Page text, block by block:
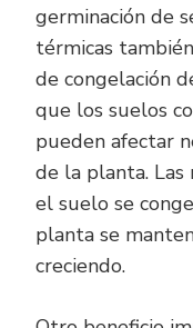
germinación de
térmicas
de congelación
que los suelos
pueden afectar
de la planta.
el suelo se
planta se
creciendo.